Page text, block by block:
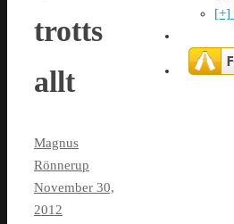
trotts
allt
Magnus
Rönnerup
November 30,
2012
[+]